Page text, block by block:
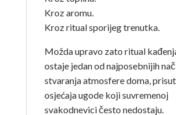
Kroz aromu.
Kroz ritual sporijeg trenutka.
Možda upravo zato ritual
ostaje jedan od najposebnijih
stvaranja atmosfere doma,
osjećaja ugode koji suvremenoj
svakodnevici često nedostaju.